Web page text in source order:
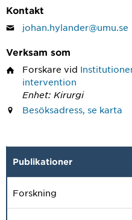
Kontakt
johan.hylander@umu.se
Verksam som
Forskare vid
intervention
Enhet: Kirurgi
Besöksadress, se karta
Publikationer
Forskning